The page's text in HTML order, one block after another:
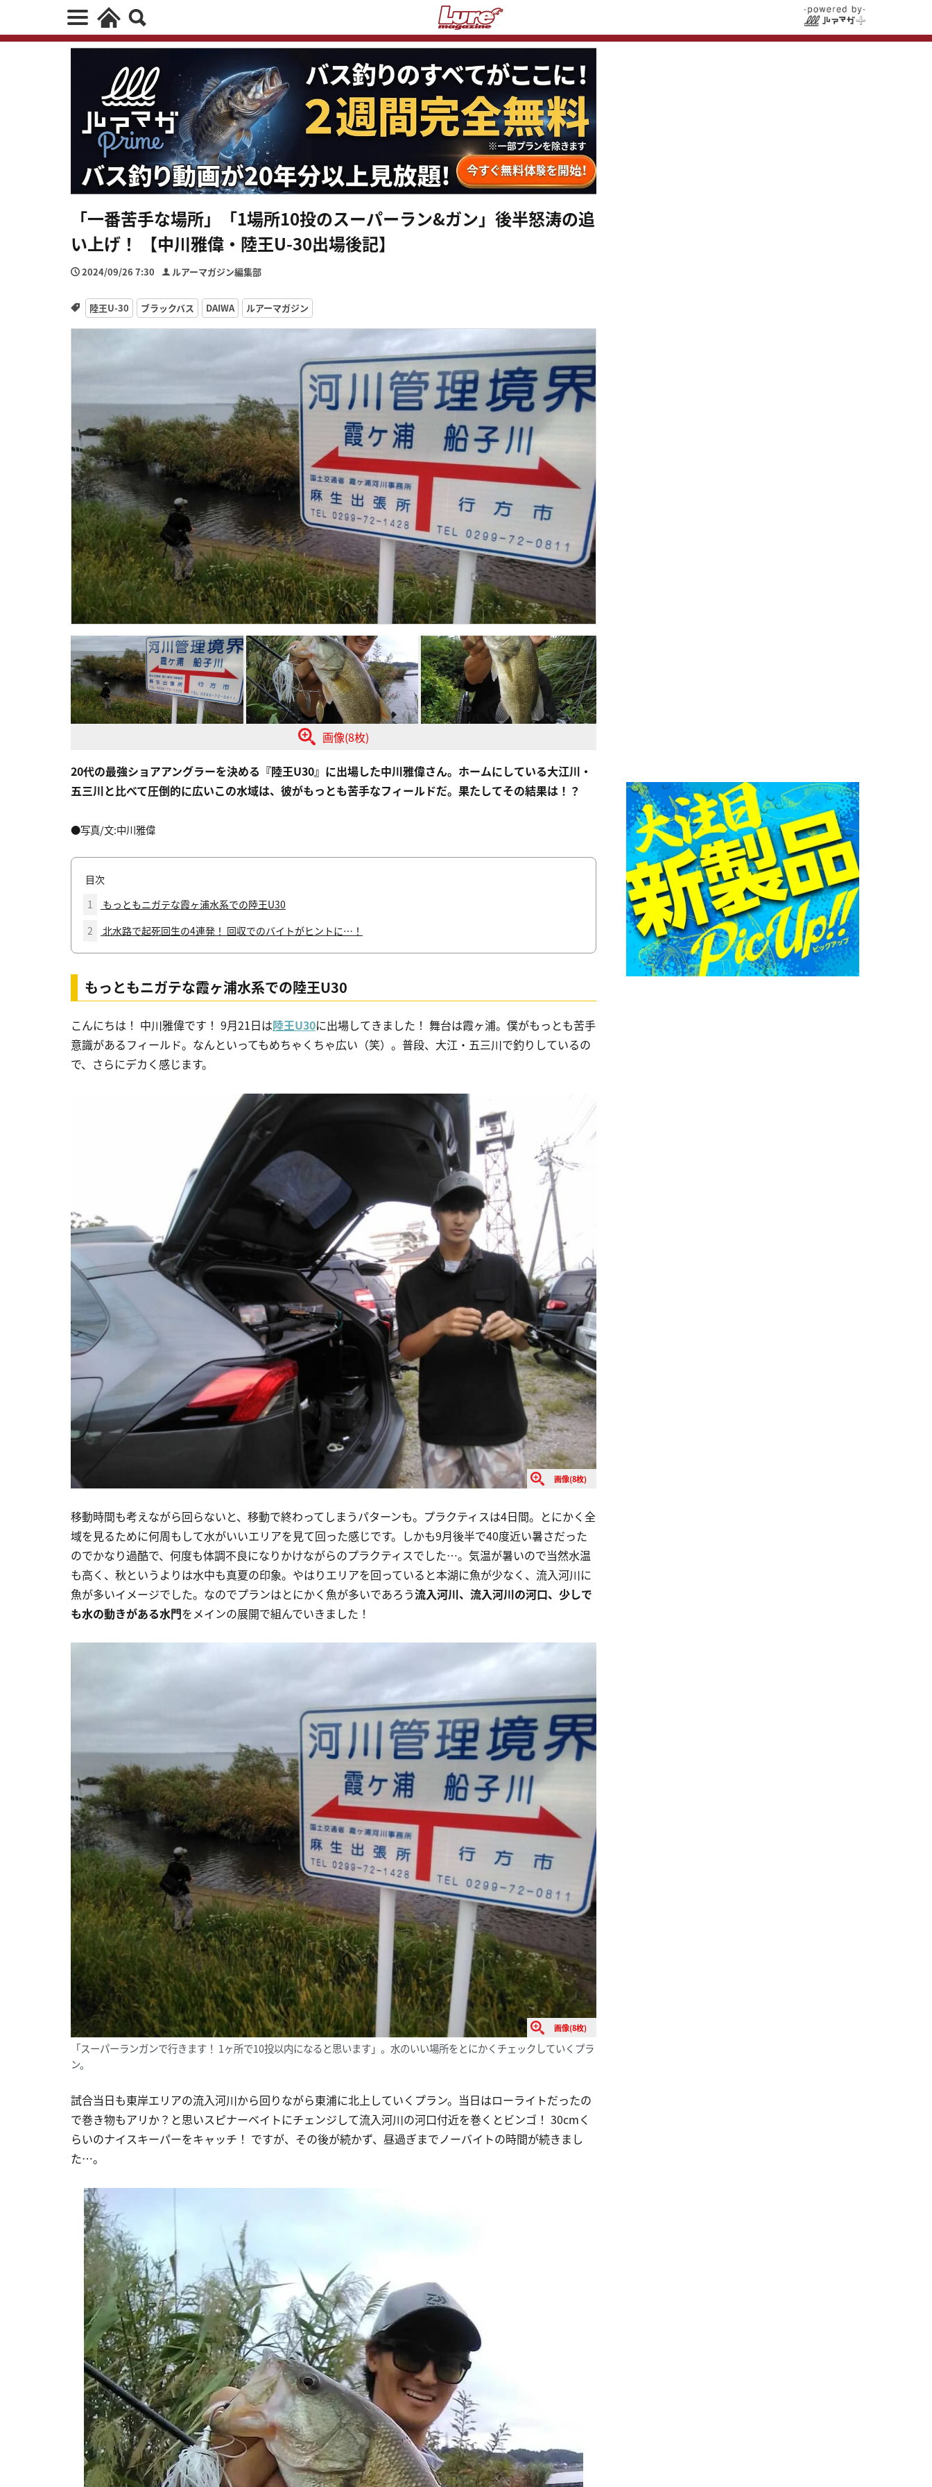
「一番苦手な場所」「1場所10投のスーパーラン&ガン」後半怒涛の追
い上げ！ 【中川雅偉・陸王U-30出場後記】
2024/09/26 7:30 ルアーマガジン編集部
陸王U-30 ブラックバス DAIWA ルアーマガジン
画像(8枚)
20代の最強ショアアングラーを決める『陸王U30』に出場した中川雅偉さん。ホームにしている大江川・
五三川と比べて圧倒的に広いこの水域は、彼がもっとも苦手なフィールドだ。果たしてその結果は！？
●写真/文:中川雅偉
目次
1
もっともニガテな霞ヶ浦水系での陸王U30
2
北水路で起死回生の4連発！ 回収でのバイトがヒントに…！
もっともニガテな霞ヶ浦水系での陸王U30
こんにちは！ 中川雅偉です！ 9月21日は陸王U30に出場してきました！ 舞台は霞ヶ浦。僕がもっとも苦手
意識があるフィールド。なんといってもめちゃくちゃ広い（笑）。普段、大江・五三川で釣りしているの
で、さらにデカく感じます。
画像(8枚)
移動時間も考えながら回らないと、移動で終わってしまうパターンも。プラクティスは4日間。とにかく全
域を見るために何周もして水がいいエリアを見て回った感じです。しかも9月後半で40度近い暑さだった
のでかなり過酷で、何度も体調不良になりかけながらのプラクティスでした…。気温が暑いので当然水温
も高く、秋というよりは水中も真夏の印象。やはりエリアを回っていると本湖に魚が少なく、流入河川に
魚が多いイメージでした。なのでプランはとにかく魚が多いであろう流入河川、流入河川の河口、少しで
も水の動きがある水門をメインの展開で組んでいきました！
画像(8枚)
「スーパーランガンで行きます！ 1ヶ所で10投以内になると思います」。水のいい場所をとにかくチェックしていくプラ
ン。
試合当日も東岸エリアの流入河川から回りながら東浦に北上していくプラン。当日はローライトだったの
で巻き物もアリか？と思いスピナーベイトにチェンジして流入河川の河口付近を巻くとビンゴ！ 30cmく
らいのナイスキーパーをキャッチ！ ですが、その後が続かず、昼過ぎまでノーバイトの時間が続きまし
た…。